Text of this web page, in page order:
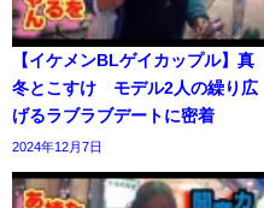
【イケメンBLゲイカップル】真
冬とこすけ モデル2人の繰り広
げるラブラブデートに密着
2024年12月7日